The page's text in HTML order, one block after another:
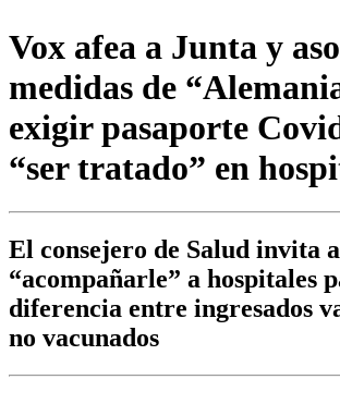
Vox afea a Junta y
medidas de
exigir pasaporte
“ser tratado” en
El consejero de Salud invita
“acompañarle” a hospitales
diferencia entre ingresados
no vacunados